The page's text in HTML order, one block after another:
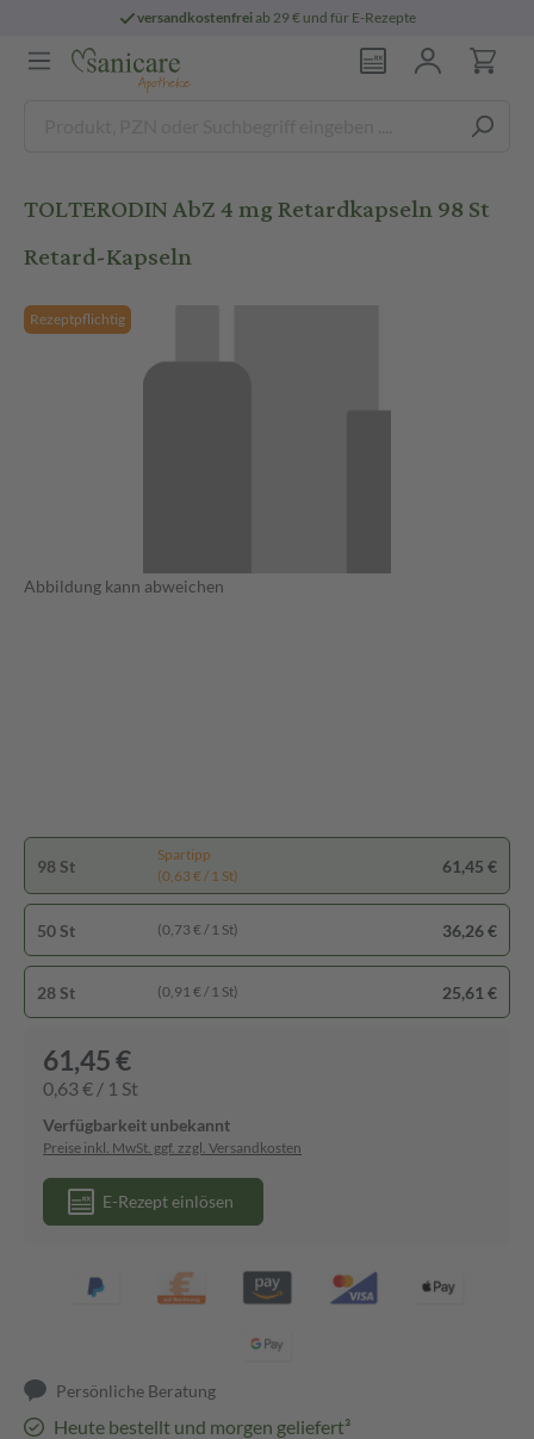
versandkostenfreiab 29 € und für E-Rezepte
TOLTERODIN AbZ 4 mg Retardkapseln 98 St
Retard-Kapseln
Rezeptpflichtig
Abbildung kann abweichen
98 St
Spartipp
(0,63 € / 1 St)
61,45 €
50 St (0,73 € / 1 St) 36,26 €
28 St (0,91 € / 1 St) 25,61 €
61,45 €
0,63 € / 1 St
Verfügbarkeit unbekannt
Preise inkl. MwSt. ggf. zzgl. Versandkosten
E-Rezept einlösen
Persönliche Beratung
Heute bestellt und morgen geliefert³